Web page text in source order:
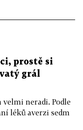
prostě si
grál
neradi. Podle
léků averzi sedm